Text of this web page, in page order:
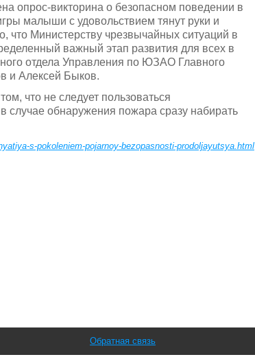
опрос-викторина о безопасном поведении в
малыши с удовольствием тянут руки и
что Министерству чрезвычайных ситуаций в
важный этап развития для всех в
отдела Управления по ЮЗАО Главного
и Алексей Быков.
что не следует пользоваться
случае обнаружения пожара сразу набирать
s-pokoleniem-pojarnoy-bezopasnosti-prodoljayutsya.html
Обратная связь